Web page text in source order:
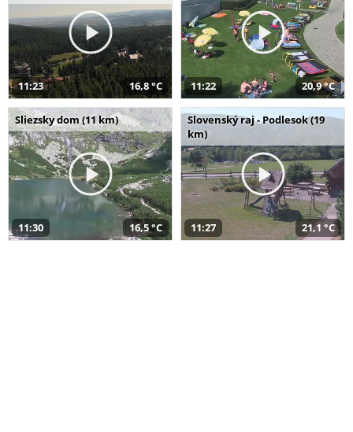
11:23 16,8 °C 11:22 20,9 °C
Sliezsky dom (11 km)
11:30 16,5 °C
Slovenský raj - Podlesok (19
km)
11:27 21,1 °C